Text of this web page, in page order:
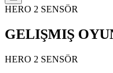
HERO 2 SENSÖR
GELIŞMIŞ
HERO 2 SENSÖR